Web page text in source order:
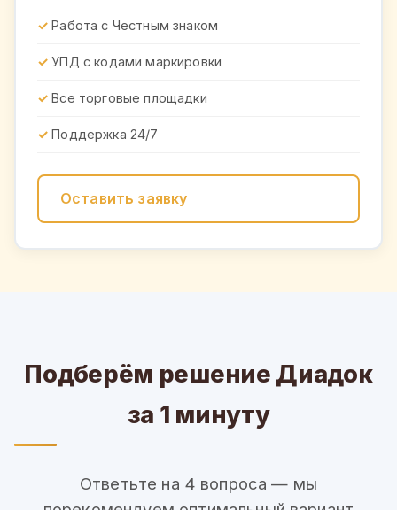
Работа с Честным знаком
УПД с кодами маркировки
Все торговые площадки
Поддержка 24/7
Оставить заявку
Подберём решение Диадок
за 1 минуту
Ответьте на 4 вопроса — мы